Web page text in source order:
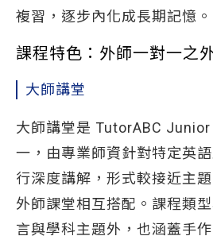
複習，逐步內化成長期記憶。
課程特色：外師一對一之
大師講堂
大師講堂是 TutorABC
一，由專業師資針對特定英
行深度講解，形式較接近主
外師課堂相互搭配。課程類
言與學科主題外，也涵蓋手